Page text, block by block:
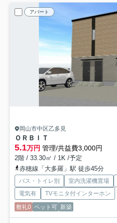
アパート
岡山市中区乙多見
ＯＲＢＩＴ
5.1万円 管理/共益費3,000円
2階 / 33.30㎡ / 1K /予定
赤穂線「大多羅」駅 徒歩45分
バス・トイレ別 室内洗濯機置場
電気有
TVモニタ付インターホン
敷礼0 ペット可 新築